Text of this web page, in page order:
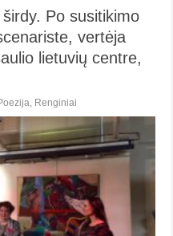
Po susitikimo
vertėja
lietuvių centre,
, Renginiai